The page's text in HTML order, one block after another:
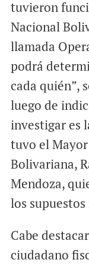
tuvieron
Nacional
llamada
podrá
cada quién”,
luego de
investigar es
tuvo el
Bolivariana,
Mendoza,
los supuestos
Cabe
ciudadano